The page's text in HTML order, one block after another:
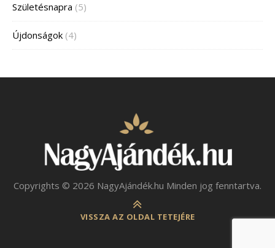
Születésnapra (5)
Újdonságok (4)
Copyrights © 2026 NagyAjándék.hu Minden jog fenntartva.
VISSZA AZ OLDAL TETEJÉRE